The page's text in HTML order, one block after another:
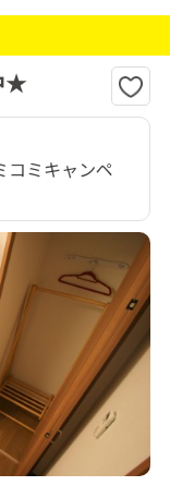
★
ミキャンペ